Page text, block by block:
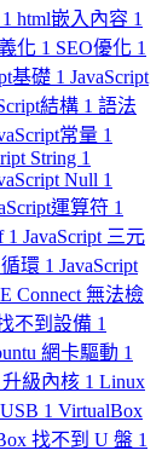
1 html嵌入內容 1
化 1 SEO優化 1
基礎 1 JavaScript
結構 1 語法
常量 1
String 1
Null 1
運算符 1
1 JavaScript 三元
循環 1 JavaScript
Connect 無法檢
不到設備 1
網卡驅動 1
升級內核 1 Linux
1 VirtualBox
找不到 U 盤 1